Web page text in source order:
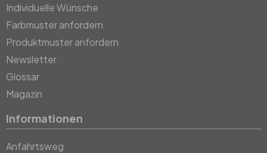
Individuelle Wünsche
Farbmuster anfordern
Produktmuster anfordern
Newsletter
Glossar
Magazin
Informationen
Anfahrtsweg